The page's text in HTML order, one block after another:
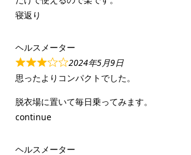
寝返り
ヘルスメーター
2024年5月9日
思ったよりコンパクトでした。
脱衣場に置いて毎日乗ってみます。
continue
ヘルスメーター